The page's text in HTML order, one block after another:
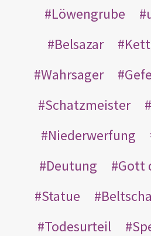
Löwengrube
Belsazar
Wahrsager
Schatzmeister
Niederwerfung
Deutung
Gott
Statue
Todesurteil